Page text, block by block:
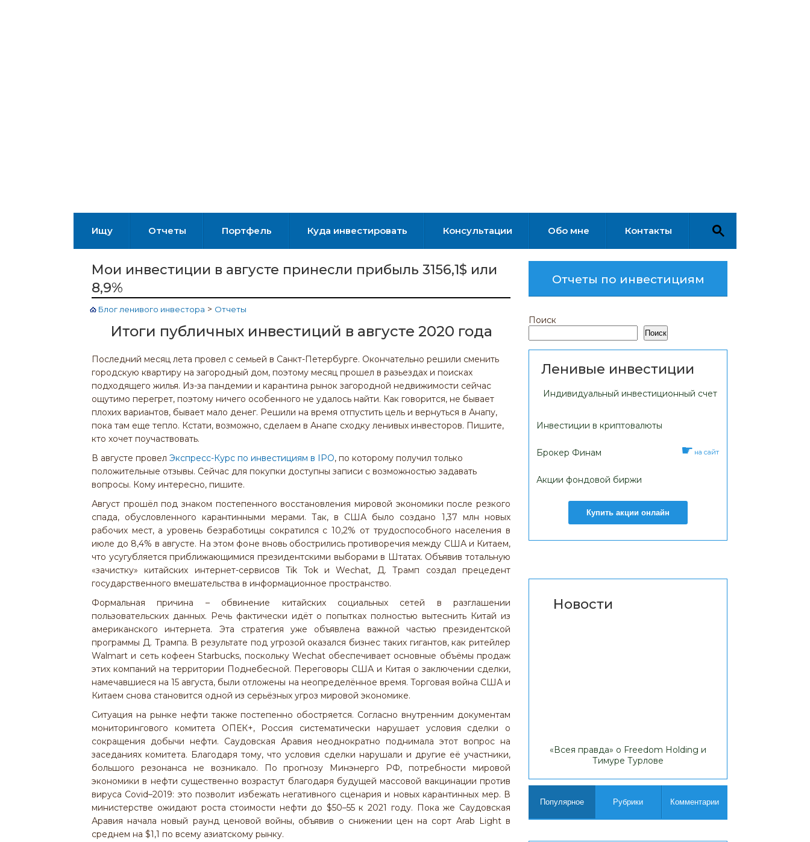
Ищу Отчеты Портфель Куда инвестировать Консультации Обо мне Контакты
Мои инвестиции в августе принесли прибыль 3156,1$ или
8,9%
Блог ленивого инвестора > Отчеты
Итоги публичных инвестиций в августе 2020 года
Последний месяц лета провел с семьей в Санкт-Петербурге. Окончательно решили сменить
городскую квартиру на загородный дом, поэтому месяц прошел в разьездах и поисках
подходящего жилья. Из-за пандемии и карантина рынок загородной недвижимости сейчас
ощутимо перегрет, поэтому ничего особенного не удалось найти. Как говорится, не бывает
плохих вариантов, бывает мало денег. Решили на время отпустить цель и вернуться в Анапу,
пока там еще тепло. Кстати, возможно, сделаем в Анапе сходку ленивых инвесторов. Пишите,
кто хочет поучаствовать.
В августе провел Экспресс-Курс по инвестициям в IPO, по которому получил только
положительные отзывы. Сейчас для покупки доступны записи с возможностью задавать
вопросы. Кому интересно, пишите.
Август прошёл под знаком постепенного восстановления мировой экономики после резкого
спада, обусловленного карантинными мерами. Так, в США было создано 1,37 млн новых
рабочих мест, а уровень безработицы сократился с 10,2% от трудоспособного населения в
июле до 8,4% в августе. На этом фоне вновь обострились противоречия между США и Китаем,
что усугубляется приближающимися президентскими выборами в Штатах. Объявив тотальную
«зачистку» китайских интернет-сервисов Tik Tok и Wechat, Д. Трамп создал прецедент
государственного вмешательства в информационное пространство.
Формальная причина – обвинение китайских социальных сетей в разглашении
пользовательских данных. Речь фактически идёт о попытках полностью вытеснить Китай из
американского интернета. Эта стратегия уже объявлена важной частью президентской
программы Д. Трампа. В результате под угрозой оказался бизнес таких гигантов, как ритейлер
Walmart и сеть кофеен Starbucks, поскольку Wechat обеспечивает основные объёмы продаж
этих компаний на территории Поднебесной. Переговоры США и Китая о заключении сделки,
намечавшиеся на 15 августа, были отложены на неопределённое время. Торговая война США и
Китаем снова становится одной из серьёзных угроз мировой экономике.
Ситуация на рынке нефти также постепенно обостряется. Согласно внутренним документам
мониторингового комитета ОПЕК+, Россия систематически нарушает условия сделки о
сокращения добычи нефти. Саудовская Аравия неоднократно поднимала этот вопрос на
заседаниях комитета. Благодаря тому, что условия сделки нарушали и другие её участники,
большого резонанса не возникало. По прогнозу Минэнерго РФ, потребности мировой
экономики в нефти существенно возрастут благодаря будущей массовой вакцинации против
вируса Covid–2019: это позволит избежать негативного сценария и новых карантинных мер. В
министерстве ожидают роста стоимости нефти до $50–55 к 2021 году. Пока же Саудовская
Аравия начала новый раунд ценовой войны, объявив о снижении цен на сорт Arab Light в
среднем на $1,1 по всему азиатскому рынку.
Отчеты по инвестициям
Поиск
Поиск
Ленивые инвестиции
Индивидуальный инвестиционный счет
Инвестиции в криптовалюты
Брокер Финам на сайт
Акции фондовой биржи
Купить акции онлайн
Новости
«Всея правда» о Freedom Holding и
Тимуре Турлове
Популярное Рубрики Комментарии